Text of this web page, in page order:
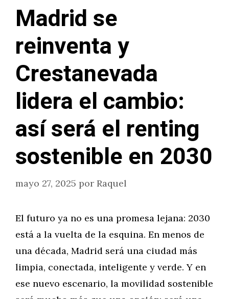
Madrid se
reinventa y
Crestanevada
lidera el cambio:
así será el renting
sostenible en 2030
mayo 27, 2025 por Raquel
El futuro ya no es una promesa lejana: 2030
está a la vuelta de la esquina. En menos de
una década, Madrid será una ciudad más
limpia, conectada, inteligente y verde. Y en
ese nuevo escenario, la movilidad sostenible